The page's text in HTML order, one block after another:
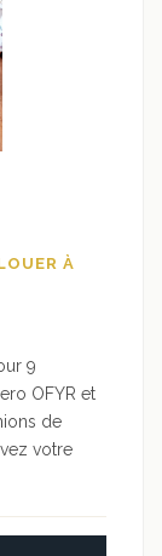
À
9
OFYR et
de
votre